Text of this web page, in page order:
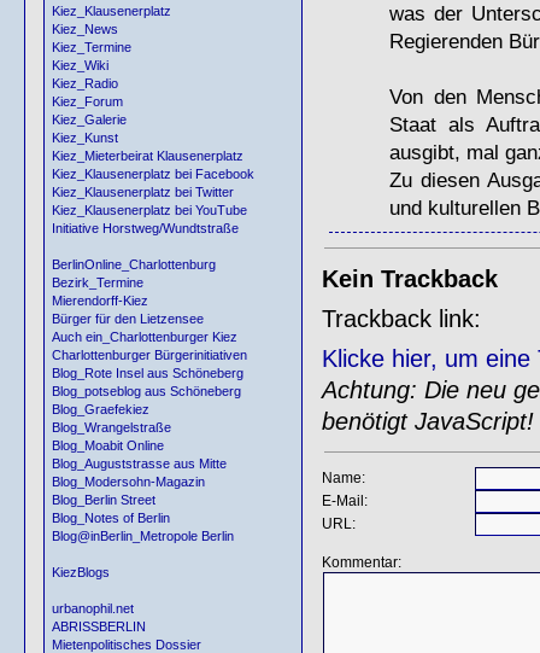
Kiez_Klausenerplatz
Kiez_News
Kiez_Termine
Kiez_Wiki
Kiez_Radio
Kiez_Forum
Kiez_Galerie
Kiez_Kunst
Kiez_Mieterbeirat Klausenerplatz
Kiez_Klausenerplatz bei Facebook
Kiez_Klausenerplatz bei Twitter
Kiez_Klausenerplatz bei YouTube
Initiative Horstweg/Wundtstraße
BerlinOnline_Charlottenburg
Bezirk_Termine
Mierendorff-Kiez
Bürger für den Lietzensee
Auch ein_Charlottenburger Kiez
Charlottenburger Bürgerinitiativen
Blog_Rote Insel aus Schöneberg
Blog_potseblog aus Schöneberg
Blog_Graefekiez
Blog_Wrangelstraße
Blog_Moabit Online
Blog_Auguststrasse aus Mitte
Blog_Modersohn-Magazin
Blog_Berlin Street
Blog_Notes of Berlin
Blog@inBerlin_Metropole Berlin
KiezBlogs
urbanophil.net
ABRISSBERLIN
Mietenpolitisches Dossier
was der
Regierenden
Von den
Staat als
ausgibt, mal
Zu diesen
und kulturellen
Kein Trackback
Trackback link:
Klicke hier, um
Achtung: Die neu
benötigt JavaScript!
Name:
E-Mail:
URL:
Kommentar: